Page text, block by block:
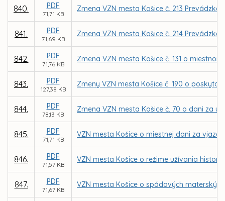
840. PDF
71,71 KB
Zmena VZN mesta Košice č. 213
841. PDF
71,69 KB
Zmena VZN mesta Košice č. 214
842. PDF
71,76 KB
Zmena VZN mesta Košice č. 131 o
843. PDF
127,38 KB
Zmeny VZN mesta Košice č. 190 o
844. PDF
78,13 KB
Zmena VZN mesta Košice č. 70 o dani za
845. PDF
71,71 KB
VZN mesta Košice o miestnej dani za
846. PDF
71,57 KB
VZN mesta Košice o režime užívania
847. PDF
71,67 KB
VZN mesta Košice o spádových